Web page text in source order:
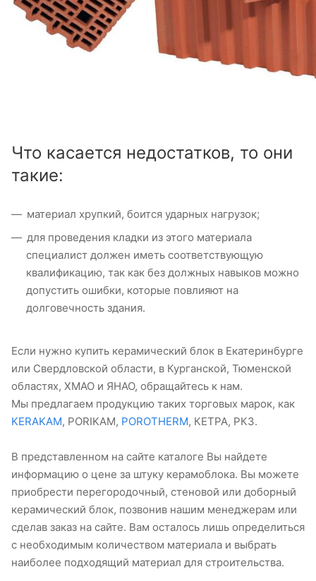
Что касается недостатков, то они
такие:
материал хрупкий, боится ударных нагрузок;
для проведения кладки из этого материала
специалист должен иметь соответствующую
квалификацию, так как без должных навыков можно
допустить ошибки, которые повлияют на
долговечность здания.
Если нужно купить керамический блок в Екатеринбурге
или Свердловской области, в Курганской, Тюменской
областях, ХМАО и ЯНАО, обращайтесь к нам.
Мы предлагаем продукцию таких торговых марок, как
KERAKAM, PORIKAM, POROTHERM, КЕТРА, РКЗ.
В представленном на сайте каталоге Вы найдете
информацию о цене за штуку керамоблока. Вы можете
приобрести перегородочный, стеновой или доборный
керамический блок, позвонив нашим менеджерам или
сделав заказ на сайте. Вам осталось лишь определиться
с необходимым количеством материала и выбрать
наиболее подходящий материал для строительства.